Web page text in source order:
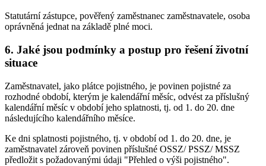
Statutární zástupce, pověřený zaměstnanec zaměstnavatele, osoba
oprávněná jednat na základě plné moci.
6. Jaké jsou podmínky a postup pro řešení životní
situace
Zaměstnavatel, jako plátce pojistného, je povinen pojistné za
rozhodné období, kterým je kalendářní měsíc, odvést za příslušný
kalendářní měsíc v období jeho splatnosti, tj. od 1. do 20. dne
následujícího kalendářního měsíce.
Ke dni splatnosti pojistného, tj. v období od 1. do 20. dne, je
zaměstnavatel zároveň povinen příslušné OSSZ/ PSSZ/ MSSZ
předložit s požadovanými údaji "Přehled o výši pojistného".